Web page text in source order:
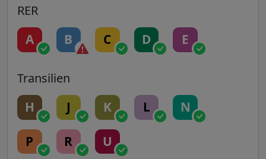
RER
A B C D E
Transilien
H J K L N
P R U